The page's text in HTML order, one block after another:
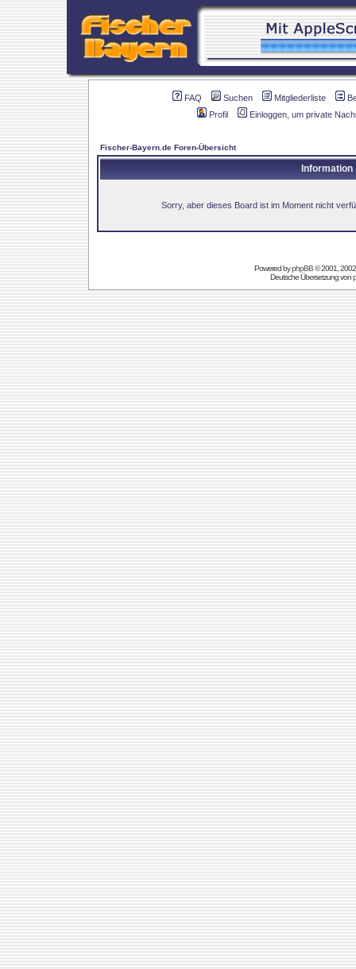
FAQ Suchen Mitgliederliste
Profil
Einloggen, um private
Fischer-Bayern.de Foren-Übersicht
Information
Sorry, aber dieses Board ist im Moment nicht
Powered byphpBB© 2001,
Deutsche Übersetzung von